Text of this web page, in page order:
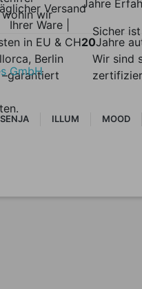
Versand
Ihrer Ware |
in EU & CH
wir
Berlin
20Jahre
Jahre
Sicher
Wir sind
SENJA ILLUM MOOD